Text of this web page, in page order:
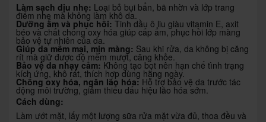
Làm sạch dịu nhẹ: Loại bỏ bụi bẩn, bã nhờn và lớp trang
điểm nhẹ mà không làm khô da.
Dưỡng ẩm và phục hồi: Tinh dầu ô liu giàu vitamin E, axit
béo và chất chống oxy hóa giúp cấp ẩm, phục hồi lớp màng
bảo vệ tự nhiên của da.
Giúp da mềm mại, mịn màng: Sau khi rửa, da không bị căng
rít mà giữ được độ mềm mượt, căng khỏe.
Bảo vệ da nhạy cảm: Không tạo bọt nên hạn chế tình trạng
kích ứng, khô rát, thích hợp dùng hằng ngày.
Chống oxy hóa, ngăn lão hóa:Hỗ trợ bảo vệ da trước tác
động môi trường, giảm thiểu dấu hiệu lão hóa sớm.
Cách dùng:
Làm ướt mặt, lấy một lượng sữa rửa mặt vừa đủ, thoa đều và